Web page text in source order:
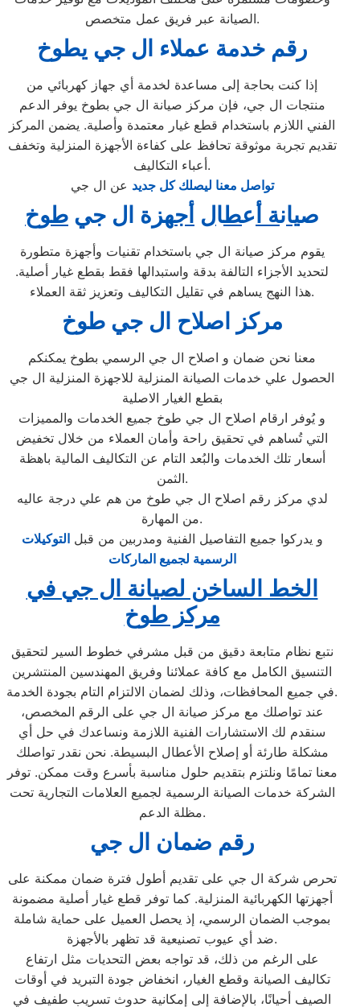
الصيانة عبر فريق عمل متخصص.
رقم خدمة عملاء ال جي يطوخ
إذا كنت بحاجة إلى مساعدة لخدمة أي جهاز كهربائي من
منتجات ال جي، فإن مركز صيانة ال جي بطوخ يوفر الدعم
الفني اللازم باستخدام قطع غيار معتمدة وأصلية. يضمن المركز
تقديم تجربة موثوقة تحافظ على كفاءة الأجهزة المنزلية وتخفف
أعباء التكاليف.
تواصل معنا ليصلك كل جديد عن ال جي
صيانة أعطال أجهزة ال جي طوخ
يقوم مركز صيانة ال جي باستخدام تقنيات وأجهزة متطورة
لتحديد الأجزاء التالفة بدقة واستبدالها فقط بقطع غيار أصلية.
هذا النهج يساهم في تقليل التكاليف وتعزيز ثقة العملاء.
مركز اصلاح ال جي طوخ
معنا نحن ضمان و اصلاح ال جي الرسمي بطوخ يمكنكم
الحصول علي خدمات الصيانة المنزلية للاجهزة المنزلية ال جي
بقطع الغيار الاصلية
و يُوفر ارقام اصلاح ال جي طوخ جميع الخدمات والمميزات
التي تُساهم في تحقيق راحة وأمان العملاء من خلال تخفيض
أسعار تلك الخدمات والبُعد التام عن التكاليف المالية باهظة
الثمن.
لدي مركز رقم اصلاح ال جي طوخ من هم علي درجة عاليه
من المهارة.
و يدركوا جميع التفاصيل الفنية ومدربين من قبلالتوكيلات
الرسمية لجميع الماركات
الخط الساخن لصيانة ال جي في
مركز طوخ
نتبع نظام متابعة دقيق من قبل مشرفي خطوط السير لتحقيق
التنسيق الكامل مع كافة عملائنا وفريق المهندسين المنتشرين
في جميع المحافظات، وذلك لضمان الالتزام التام بجودة الخدمة.
عند تواصلك مع مركز صيانة ال جي على الرقم المخصص،
سنقدم لك الاستشارات الفنية اللازمة ونساعدك في حل أي
مشكلة طارئة أو إصلاح الأعطال البسيطة. نحن نقدر تواصلك
معنا تمامًا ونلتزم بتقديم حلول مناسبة بأسرع وقت ممكن. توفر
الشركة خدمات الصيانة الرسمية لجميع العلامات التجارية تحت
مظلة الدعم.
رقم ضمان ال جي
تحرص شركة ال جي على تقديم أطول فترة ضمان ممكنة على
أجهزتها الكهربائية المنزلية. كما توفر قطع غيار أصلية مضمونة
بموجب الضمان الرسمي، إذ يحصل العميل على حماية شاملة
ضد أي عيوب تصنيعية قد تظهر بالأجهزة.
على الرغم من ذلك، قد تواجه بعض التحديات مثل ارتفاع
تكاليف الصيانة وقطع الغيار، انخفاض جودة التبريد في أوقات
الصيف أحيانًا، بالإضافة إلى إمكانية حدوث تسريب طفيف في